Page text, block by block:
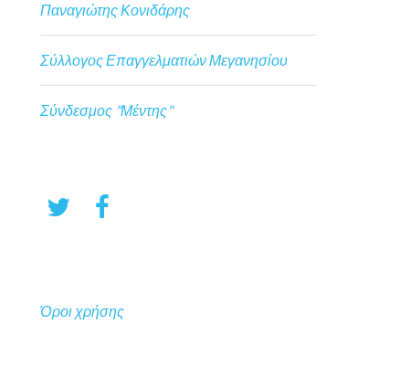
Παναγιώτης Κονιδάρης
Σύλλογος Επαγγελματιών Μεγανησίου
Σύνδεσμος "Μέντης"
Όροι χρήσης